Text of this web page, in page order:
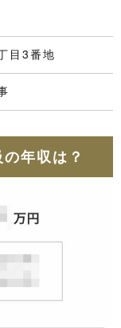
目3番地
年収は？